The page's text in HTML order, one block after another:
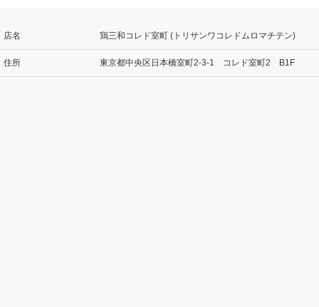
店名 鶏三和コレド室町 (トリサンワコレドムロマチテン)
住所 東京都中央区日本橋室町2-3-1 コレド室町2 B1F